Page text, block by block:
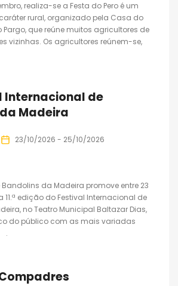
realiza-se a Festa do Pero é um
rural, organizado pela Casa do
Pargo, que reúne muitos agricultores de
vizinhas. Os agricultores reúnem-se,
Internacional de
Madeira
23/10/2026 - 25/10/2026
da Madeira promove entre 23
11.ª edição do Festival Internacional de
no Teatro Municipal Baltazar Dias,
do público com as mais variadas